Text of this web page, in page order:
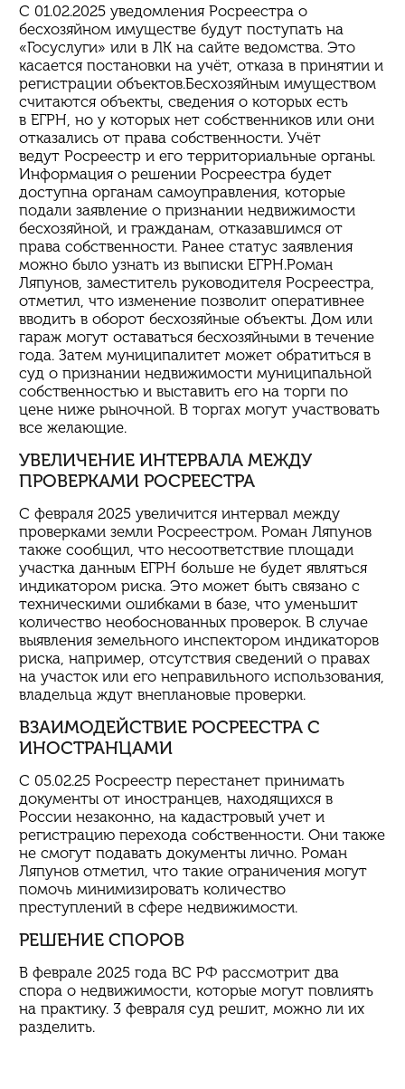
С 01.02.2025 уведомления Росреестра о
бесхозяйном имуществе будут поступать на
«Госуслуги» или в ЛК на сайте ведомства. Это
касается постановки на учёт, отказа в принятии и
регистрации объектов.Бесхозяйным имуществом
считаются объекты, сведения о которых есть
в ЕГРН, но у которых нет собственников или они
отказались от права собственности. Учёт
ведут Росреестр и его территориальные органы.
Информация о решении Росреестра будет
доступна органам самоуправления, которые
подали заявление о признании недвижимости
бесхозяйной, и гражданам, отказавшимся от
права собственности. Ранее статус заявления
можно было узнать из выписки ЕГРН.Роман
Ляпунов, заместитель руководителя Росреестра,
отметил, что изменение позволит оперативнее
вводить в оборот бесхозяйные объекты. Дом или
гараж могут оставаться бесхозяйными в течение
года. Затем муниципалитет может обратиться в
суд о признании недвижимости муниципальной
собственностью и выставить его на торги по
цене ниже рыночной. В торгах могут участвовать
все желающие.
УВЕЛИЧЕНИЕ ИНТЕРВАЛА МЕЖДУ
ПРОВЕРКАМИ РОСРЕЕСТРА
С февраля 2025 увеличится интервал между
проверками земли Росреестром. Роман Ляпунов
также сообщил, что несоответствие площади
участка данным ЕГРН больше не будет являться
индикатором риска. Это может быть связано с
техническими ошибками в базе, что уменьшит
количество необоснованных проверок. В случае
выявления земельного инспектором индикаторов
риска, например, отсутствия сведений о правах
на участок или его неправильного использования,
владельца ждут внеплановые проверки.
ВЗАИМОДЕЙСТВИЕ РОСРЕЕСТРА С
ИНОСТРАНЦАМИ
С 05.02.25 Росреестр перестанет принимать
документы от иностранцев, находящихся в
России незаконно, на кадастровый учет и
регистрацию перехода собственности. Они также
не смогут подавать документы лично. Роман
Ляпунов отметил, что такие ограничения могут
помочь минимизировать количество
преступлений в сфере недвижимости.
РЕШЕНИЕ СПОРОВ
В феврале 2025 года ВС РФ рассмотрит два
спора о недвижимости, которые могут повлиять
на практику. 3 февраля суд решит, можно ли их
разделить.